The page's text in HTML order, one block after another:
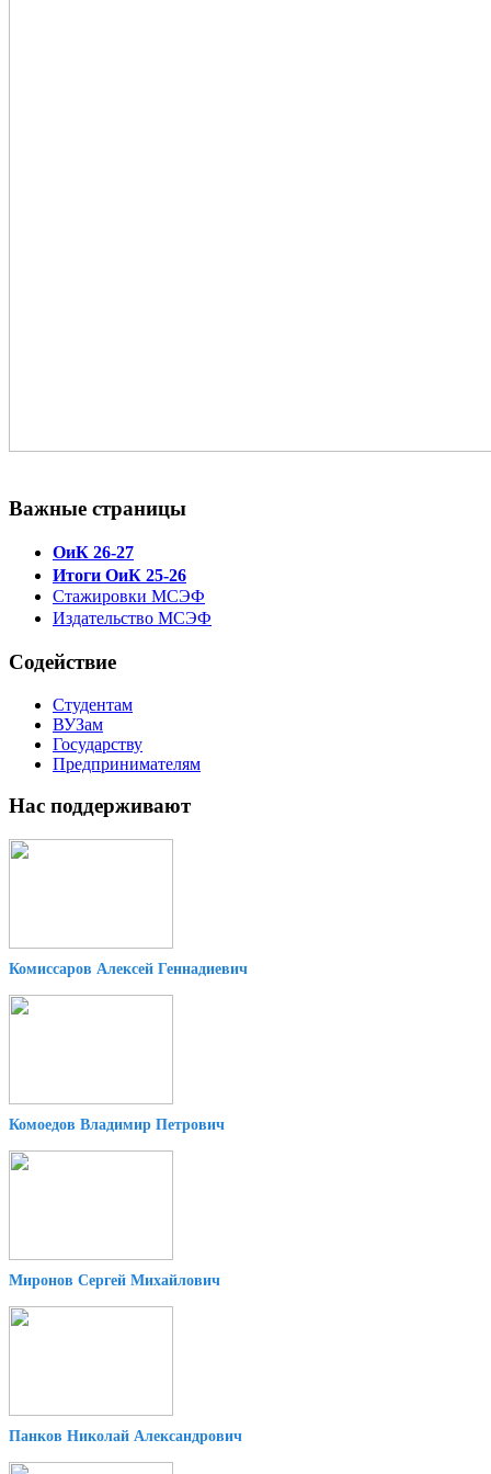
Важные страницы
ОиК 26-27
Итоги ОиК 25-26
Стажировки МСЭФ
Издательство МСЭФ
Содействие
Студентам
ВУЗам
Государству
Предпринимателям
Нас поддерживают
Комиссаров Алексей Геннадиевич
Комоедов Владимир Петрович
Миронов Сергей Михайлович
Панков Николай Александрович